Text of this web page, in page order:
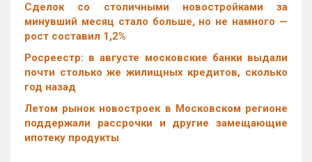
Cделок со столичными новостройками за
минувший месяц стало больше, но не намного —
рост составил 1,2%
Росреестр: в августе московские банки выдали
почти столько же жилищных кредитов, сколько
год назад
Летом рынок новостроек в Московском регионе
поддержали рассрочки и другие замещающие
ипотеку продукты